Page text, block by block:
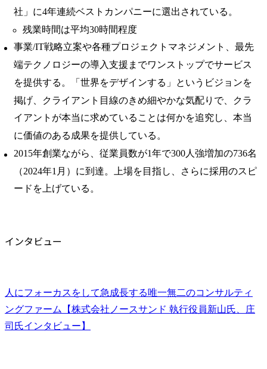
社」に4年連続ベストカンパニーに選出されている。
残業時間は平均30時間程度
事業/IT戦略立案や各種プロジェクトマネジメント、最先
端テクノロジーの導入支援までワンストップでサービス
を提供する。「世界をデザインする」というビジョンを
掲げ、クライアント目線のきめ細やかな気配りで、クラ
イアントが本当に求めていることは何かを追究し、本当
に価値のある成果を提供している。
2015年創業ながら、従業員数が1年で300人強増加の736名
（2024年1月）に到達。上場を目指し、さらに採用のスピ
ードを上げている。
インタビュー
人にフォーカスをして急成長する唯一無二のコンサルティ
ングファーム【株式会社ノースサンド 執行役員新山氏、庄
司氏インタビュー】